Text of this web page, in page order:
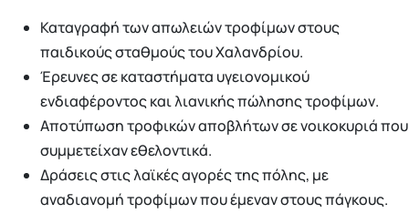
Καταγραφή των απωλειών τροφίμων στους
παιδικούς σταθμούς του Χαλανδρίου.
Έρευνες σε καταστήματα υγειονομικού
ενδιαφέροντος και λιανικής πώλησης τροφίμων.
Αποτύπωση τροφικών αποβλήτων σε νοικοκυριά που
συμμετείχαν εθελοντικά.
Δράσεις στις λαϊκές αγορές της πόλης, με
αναδιανομή τροφίμων που έμεναν στους πάγκους.